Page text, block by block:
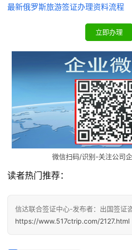
最新俄罗斯旅游签证办理资料流程
立即办理
微信扫码/识别-关注公司
读者热门推荐：
信达联合签证中心-发布者：出国签证
https://www.517ctrip.com/2127.html